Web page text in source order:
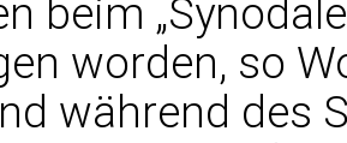
beim
worden, so
während des